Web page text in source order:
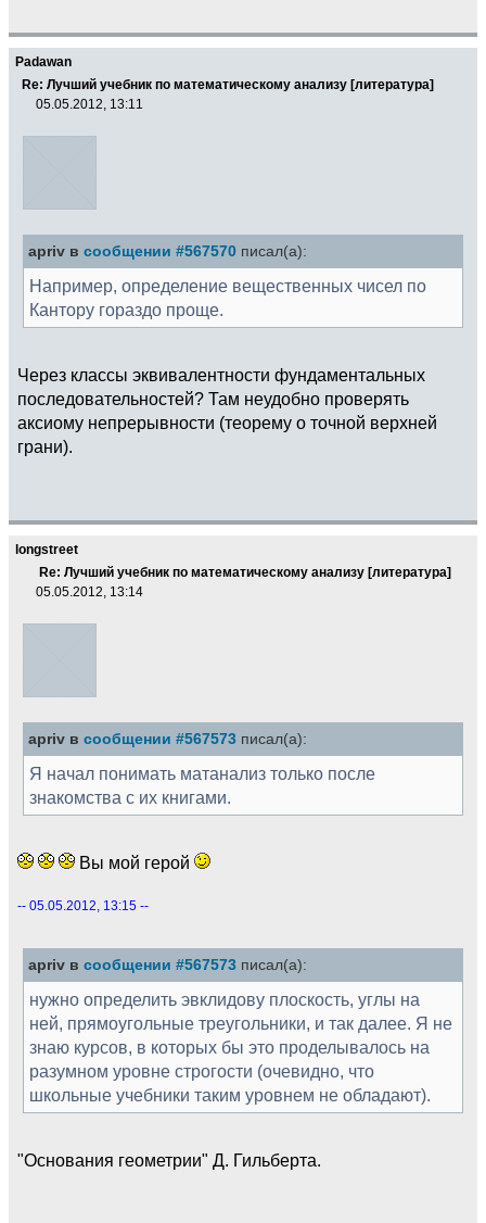
Padawan
Re: Лучший учебник по математическому анализу [литература]
05.05.2012, 13:11
apriv в сообщении #567570 писал(а):
Например, определение вещественных чисел по
Кантору гораздо проще.
Через классы эквивалентности фундаментальных
последовательностей? Там неудобно проверять
аксиому непрерывности (теорему о точной верхней
грани).
longstreet
Re: Лучший учебник по математическому анализу [литература]
05.05.2012, 13:14
apriv в сообщении #567573 писал(а):
Я начал понимать матанализ только после
знакомства с их книгами.
Вы мой герой
-- 05.05.2012, 13:15 --
apriv в сообщении #567573 писал(а):
нужно определить эвклидову плоскость, углы на
ней, прямоугольные треугольники, и так далее. Я не
знаю курсов, в которых бы это проделывалось на
разумном уровне строгости (очевидно, что
школьные учебники таким уровнем не обладают).
"Основания геометрии" Д. Гильберта.